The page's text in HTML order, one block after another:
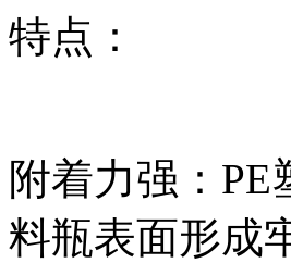
特点：
附着力强：
料瓶表面形成